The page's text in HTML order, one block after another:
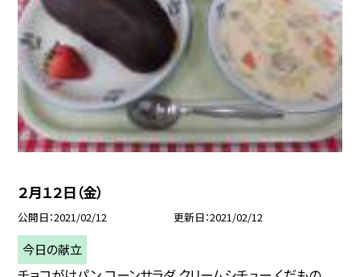
２月１２日（金）
公開日 2021/02/12 更新日 2021/02/12
今日の献立